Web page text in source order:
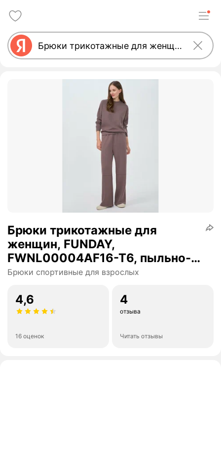
Брюки трикотажные для
женщин, FUNDAY,
FWNL00004AF16-T6, пыльно-
коричневый, XL (RU 52-54)
Брюки спортивные для взрослых
4,6
16 оценок
4
отзыва
Читать отзывы